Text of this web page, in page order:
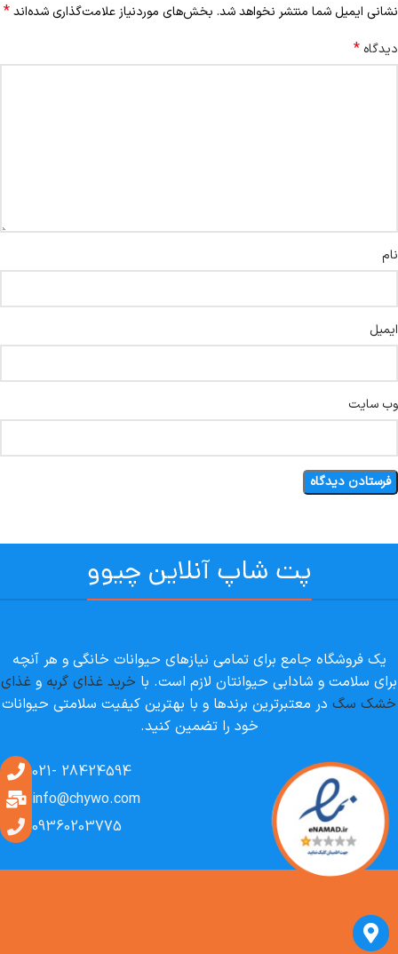
نشانی ایمیل شما منتشر نخواهد شد. بخش‌های موردنیاز علامت‌گذاری شده‌اند*
دیدگاه *
نام
ایمیل
وب‌ سایت
پت شاپ آنلاین چیوو
یک فروشگاه جامع برای تمامی نیازهای حیوانات خانگی و هر آنچه
برای سلامت و شادابی حیوانتان لازم است. با خرید غذای گربه و غذای
خشک سگ در معتبرترین برندها و با بهترین کیفیت سلامتی حیوانات
خود را تضمین کنید.
28424594 -021
info@chywo.com
09360203775